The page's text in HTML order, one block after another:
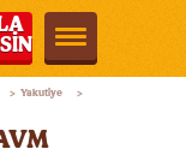
> Yakutiye >